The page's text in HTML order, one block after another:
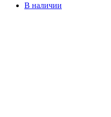
В наличии